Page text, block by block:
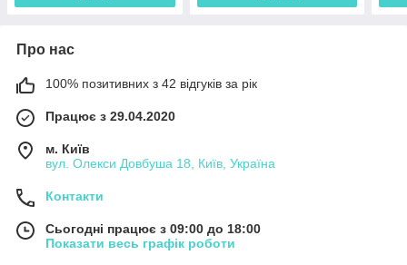
Про нас
100% позитивних з 42 відгуків за рік
Працює з 29.04.2020
м. Київ
вул. Олекси Довбуша 18, Київ, Україна
Контакти
Сьогодні працює з 09:00 до 18:00
Показати весь графік роботи